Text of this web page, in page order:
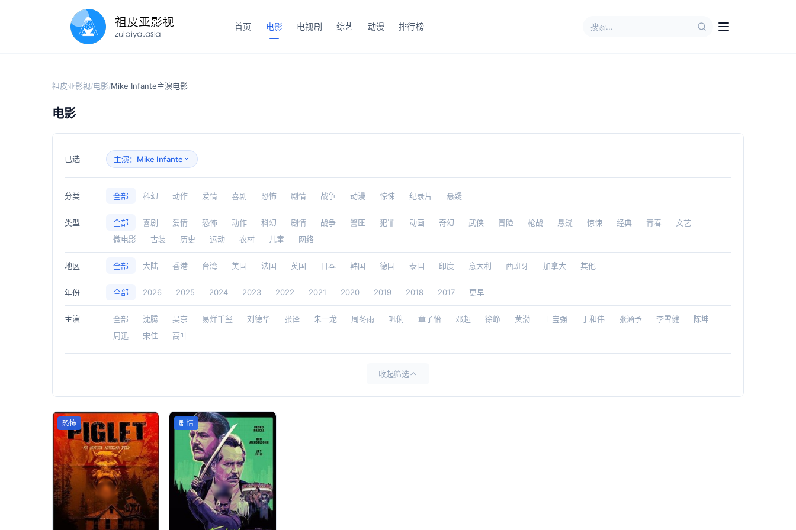
首页 电影 电视剧 综艺 动漫 排行榜
祖皮亚影视/电影/Mike Infante主演电影
电影
已选 主演：Mike Infante
分类 全部 科幻 动作 爱情 喜剧 恐怖 剧情 战争 动漫 惊悚 纪录片 悬疑
类型 全部 喜剧 爱情 恐怖 动作 科幻 剧情 战争 警匪 犯罪 动画 奇幻 武侠 冒险 枪战 悬疑 惊悚 经典 青春
文艺
微电影
古装 历史 运动 农村 儿童 网络
地区 全部 大陆 香港 台湾 美国 法国 英国 日本 韩国 德国 泰国 印度 意大利 西班牙 加拿大 其他
年份 全部 2026 2025 2024 2023 2022 2021 2020 2019 2018 2017 更早
主演 全部 沈腾 吴京 易烊千玺 刘德华 张译 朱一龙 周冬雨 巩俐 章子怡 邓超 徐峥 黄渤 王宝强 于和伟 张涵予 李雪健
陈坤
周迅
宋佳 高叶
收起筛选
恐怖 剧情